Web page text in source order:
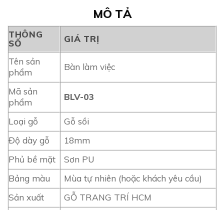
MÔ TẢ
THÔNG
SỐ
GIÁ TRỊ
Tên sản
phẩm
Bàn làm việc
Mã sản
phẩm
BLV-03
Loại gỗ
Gỗ sồi
Độ dày gỗ
18mm
Phủ bề mặt
Sơn PU
Bảng màu
Mùa tự nhiên (hoặc khách yêu cầu)
Sản xuất
GỖ TRANG TRÍ HCM